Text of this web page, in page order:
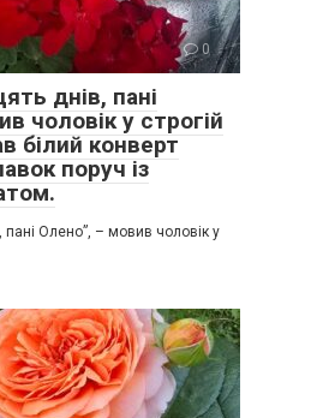
0
днів, пані
чоловік у строгій
білий конверт
поруч із
пані Олено”, – мовив чоловік у